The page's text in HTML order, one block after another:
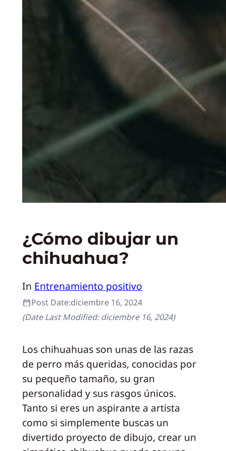
¿Cómo dibujar un
chihuahua?
In Entrenamiento positivo
Post Date:diciembre 16, 2024
(Date Last Modified:diciembre 16, 2024)
Los chihuahuas son unas de las razas
de perro más queridas, conocidas por
su pequeño tamaño, su gran
personalidad y sus rasgos únicos.
Tanto si eres un aspirante a artista
como si simplemente buscas un
divertido proyecto de dibujo, crear un